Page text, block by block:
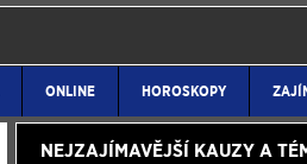
ONLINE HOROSKOPY
NEJZAJÍMAVĚJŠÍ KAUZY A